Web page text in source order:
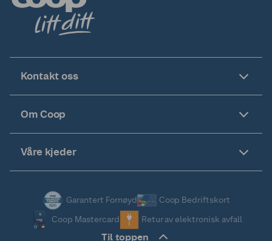
Kontakt oss
Om Coop
Våre kjeder
Garantert Fornøyd
Coop Bedriftskort
Coop Mastercard
Retur av elektronisk avfall
Til toppen